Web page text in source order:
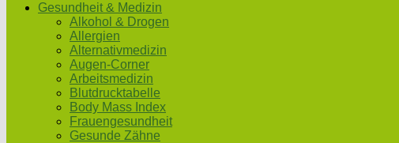
Gesundheit & Medizin
Alkohol & Drogen
Allergien
Alternativmedizin
Augen-Corner
Arbeitsmedizin
Blutdrucktabelle
Body Mass Index
Frauengesundheit
Gesunde Zähne